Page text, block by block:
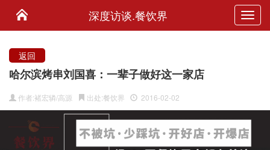
深度访谈.餐饮界
返回
哈尔滨烤串刘国喜：一辈子做好这一家店
作者:褚宏辚/高源 出处:餐饮界 2016-02-02